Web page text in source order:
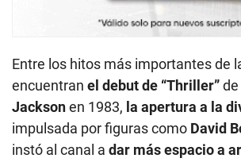
Entre los hitos más importantes de
encuentran el debut de “Thriller”de
Jacksonen 1983, la apertura a la
impulsada por figuras como David
instó al canal a dar más espacio a